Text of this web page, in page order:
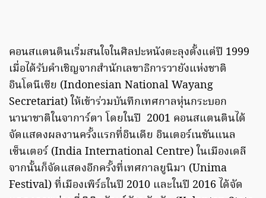
คอนสแตนตินเริ่มสนใจในศิลปะหนังตะลุงตั้งแต่ปี 1999
เมื่อได้รับคำเชิญจากสำนักเลขาธิการวายังแห่งชาติ
อินโดนีเซีย (Indonesian National Wayang
Secretariat) ให้เข้าร่วมบันทึกเทศกาลหุ่นกระบอก
นานาชาติในจาการ์ตา โดยในปี 2001 คอนสแตนตินได้
จัดแสดงผลงานครั้งแรกที่อินเดีย อินเตอร์เนชันแนล
เซ็นเตอร์ (India International Centre) ในเมืองเดลี
จากนั้นก็จัดแสดงอีกครั้งที่เทศกาลยูนิมา (Unima
Festival) ที่เมืองเพิร์ธในปี 2010 และในปี 2016 ได้จัด